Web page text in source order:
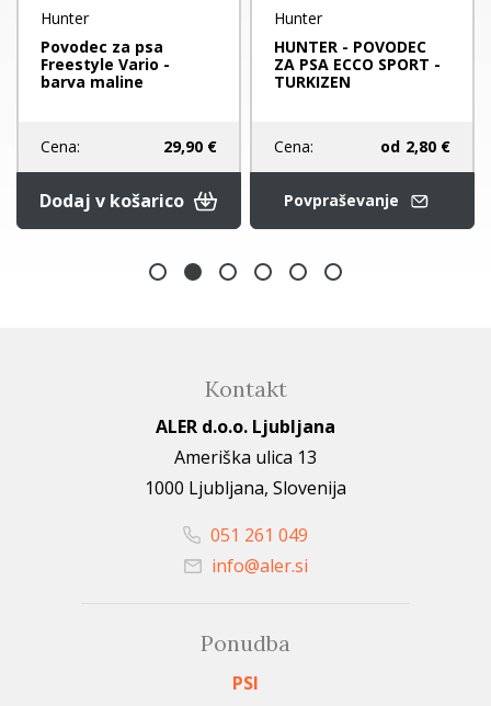
Hunter
Povodec za psa
Freestyle Vario -
barva maline
Cena: 29,90 €
Dodaj v košarico
Hunter
HUNTER - POVODEC
ZA PSA ECCO SPORT -
TURKIZEN
Cena: od 2,80 €
Povpraševanje
Kontakt
ALER d.o.o. Ljubljana
Ameriška ulica 13
1000 Ljubljana, Slovenija
051 261 049
info@aler.si
Ponudba
PSI